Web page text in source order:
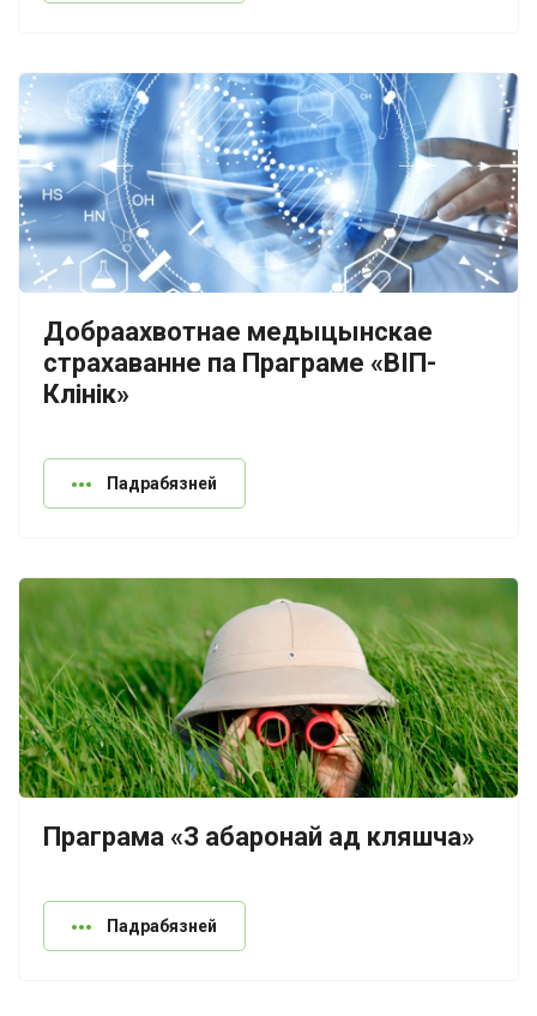
Добраахвотнае медыцынскае
страхаванне па Праграме «ВІП-
Клінік»
Падрабязней
Праграма «З абаронай ад кляшча»
Падрабязней